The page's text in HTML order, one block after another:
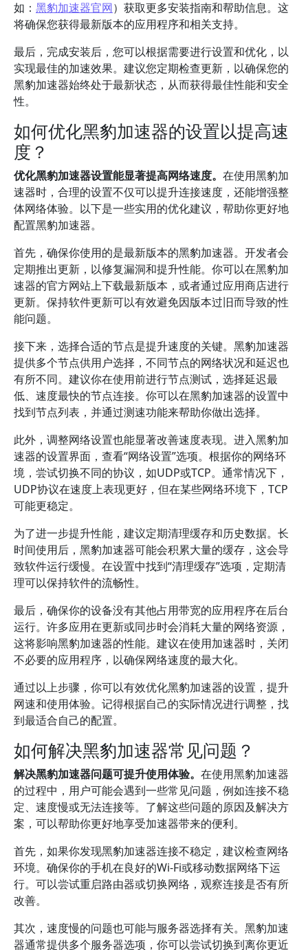
如： 黑豹加速器官网）获取更多安装指南和帮助信息。这
将确保您获得最新版本的应用程序和相关支持。
最后，完成安装后，您可以根据需要进行设置和优化，以
实现最佳的加速效果。建议您定期检查更新，以确保您的
黑豹加速器始终处于最新状态，从而获得最佳性能和安全
性。
如何优化黑豹加速器的设置以提高速
度？
优化黑豹加速器设置能显著提高网络速度。 在使用黑豹加
速器时，合理的设置不仅可以提升连接速度，还能增强整
体网络体验。以下是一些实用的优化建议，帮助你更好地
配置黑豹加速器。
首先，确保你使用的是最新版本的黑豹加速器。开发者会
定期推出更新，以修复漏洞和提升性能。你可以在黑豹加
速器的官方网站上下载最新版本，或者通过应用商店进行
更新。保持软件更新可以有效避免因版本过旧而导致的性
能问题。
接下来，选择合适的节点是提升速度的关键。黑豹加速器
提供多个节点供用户选择，不同节点的网络状况和延迟也
有所不同。建议你在使用前进行节点测试，选择延迟最
低、速度最快的节点连接。你可以在黑豹加速器的设置中
找到节点列表，并通过测速功能来帮助你做出选择。
此外，调整网络设置也能显著改善速度表现。进入黑豹加
速器的设置界面，查看“网络设置”选项。根据你的网络环
境，尝试切换不同的协议，如UDP或TCP。通常情况下，
UDP协议在速度上表现更好，但在某些网络环境下，TCP
可能更稳定。
为了进一步提升性能，建议定期清理缓存和历史数据。长
时间使用后，黑豹加速器可能会积累大量的缓存，这会导
致软件运行缓慢。在设置中找到“清理缓存”选项，定期清
理可以保持软件的流畅性。
最后，确保你的设备没有其他占用带宽的应用程序在后台
运行。许多应用在更新或同步时会消耗大量的网络资源，
这将影响黑豹加速器的性能。建议在使用加速器时，关闭
不必要的应用程序，以确保网络速度的最大化。
通过以上步骤，你可以有效优化黑豹加速器的设置，提升
网速和使用体验。记得根据自己的实际情况进行调整，找
到最适合自己的配置。
如何解决黑豹加速器常见问题？
解决黑豹加速器问题可提升使用体验。 在使用黑豹加速器
的过程中，用户可能会遇到一些常见问题，例如连接不稳
定、速度慢或无法连接等。了解这些问题的原因及解决方
案，可以帮助你更好地享受加速器带来的便利。
首先，如果你发现黑豹加速器连接不稳定，建议检查网络
环境。确保你的手机在良好的Wi-Fi或移动数据网络下运
行。可以尝试重启路由器或切换网络，观察连接是否有所
改善。
其次，速度慢的问题也可能与服务器选择有关。黑豹加速
器通常提供多个服务器选项，你可以尝试切换到离你更近